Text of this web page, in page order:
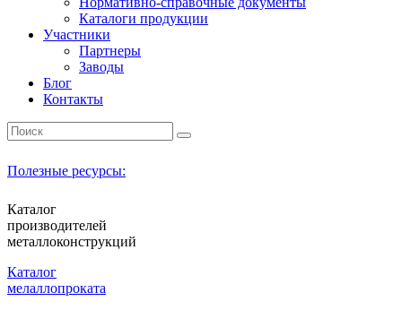
Каталоги продукции
Участники
Партнеры
Заводы
Блог
Контакты
Полезные ресурсы:
Каталог
производителей
металлоконструкций
Каталог
мелаллопроката